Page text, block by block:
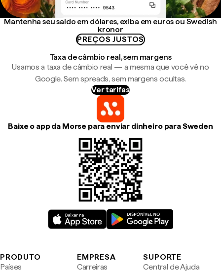
Mantenha seu saldo em dólares, exiba em euros ou Swedish
kronor
PREÇOS JUSTOS
Taxa de câmbio real, sem margens
Usamos a taxa de câmbio real — a mesma que você vê no
Google. Sem spreads, sem margens ocultas.
Ver tarifas
Baixe o app da Morse para enviar dinheiro para Sweden
PRODUTO
Países
EMPRESA
Carreiras
SUPORTE
Central de Ajuda